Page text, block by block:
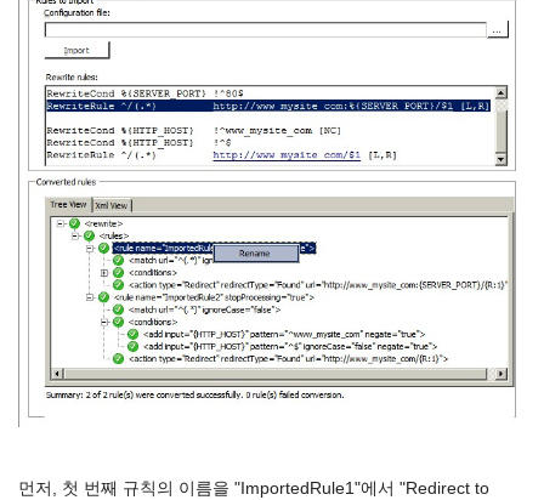
먼저, 첫 번째 규칙의 이름을 "ImportedRule1"에서 "Redirect to